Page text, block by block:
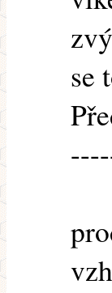
se